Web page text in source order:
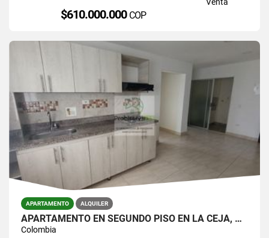
$610.000.000 COP
APARTAMENTO ALQUILER
APARTAMENTO EN SEGUNDO PISO EN LA CEJA, ANTIOQUIA
Colombia